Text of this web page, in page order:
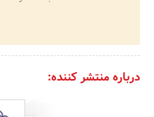
درباره منتشر کننده: